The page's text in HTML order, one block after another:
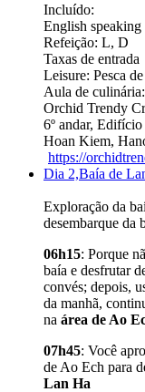
Incluído:
English
Refeição: L, D
Taxas de entrada
Leisure: Pesca
Aula de
Orchid Trendy
6º andar,
Hoan Kiem,
https://
Dia 2,Baía de
Exploração da
desembarque da
06h15: Porque
baía e desfrutar
convés; depois,
da manhã,
na área de Ao
07h45: Você
de Ao Ech para
Lan Ha